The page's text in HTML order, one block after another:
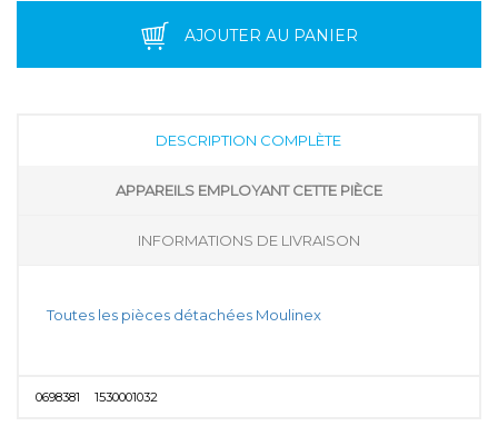
AJOUTER AU PANIER
DESCRIPTION COMPLÈTE
APPAREILS EMPLOYANT CETTE PIÈCE
INFORMATIONS DE LIVRAISON
Toutes les pièces détachées Moulinex
0698381 1530001032